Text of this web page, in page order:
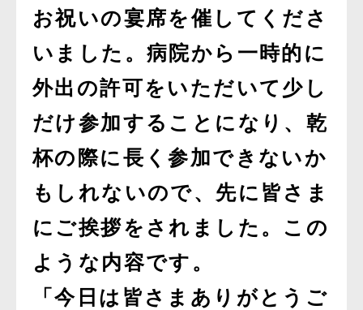
お祝いの宴席を催してくださ
いました。病院から一時的に
外出の許可をいただいて少し
だけ参加することになり、乾
杯の際に長く参加できないか
もしれないので、先に皆さま
にご挨拶をされました。この
ような内容です。
「今日は皆さまありがとうご